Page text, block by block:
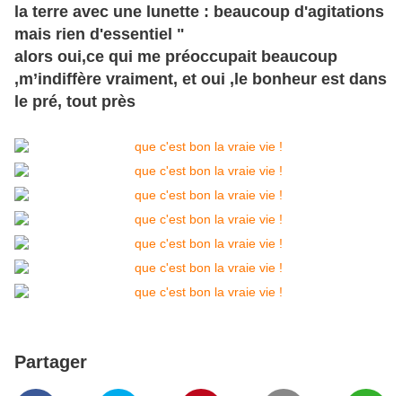
la terre avec une lunette : beaucoup d'agitations
mais rien d'essentiel "
alors oui,ce qui me préoccupait beaucoup
,m’indiffère vraiment, et oui ,le bonheur est dans
le pré, tout près
Partager